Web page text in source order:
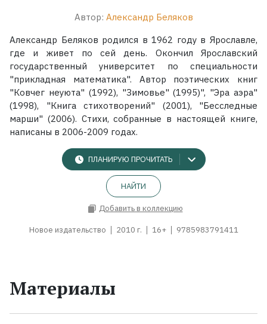
Автор: Александр Беляков
Александр Беляков родился в 1962 году в Ярославле,
где и живет по сей день. Окончил Ярославский
государственный университет по специальности
"прикладная математика". Автор поэтических книг
"Ковчег неуюта" (1992), "Зимовье" (1995)", "Эра аэра"
(1998), "Книга стихотворений" (2001), "Бесследные
марши" (2006). Стихи, собранные в настоящей книге,
написаны в 2006-2009 годах.
ПЛАНИРУЮ ПРОЧИТАТЬ
НАЙТИ
Добавить в коллекцию
Новое издательство 2010 г. 16+ 9785983791411
Материалы